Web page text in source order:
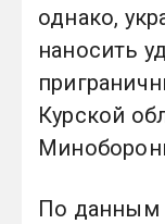
однако,
наносить
Курской
По данным